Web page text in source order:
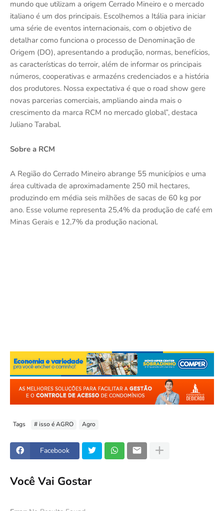
mundo que utilizam a origem Cerrado Mineiro e o mercado
italiano é um dos principais. Escolhemos a Itália para iniciar
uma série de eventos internacionais, com o objetivo de
detalhar como funciona o processo de Denominação de
Origem (DO), apresentando a produção, normas, benefícios,
as características do terroir, além de informar os principais
números, cooperativas e armazéns credenciados e a história
dos produtores. Nossa expectativa é que o road show gere
novas parcerias comerciais, ampliando ainda mais o
crescimento da marca RCM no mercado global”, destaca
Juliano Tarabal.
Sobre a RCM
A Região do Cerrado Mineiro abrange 55 municípios e uma
área cultivada de aproximadamente 250 mil hectares,
produzindo em média seis milhões de sacas de 60 kg por
ano. Esse volume representa 25,4% da produção de café em
Minas Gerais e 12,7% da produção nacional.
Tags # isso é AGRO Agro
Facebook
Você Vai Gostar